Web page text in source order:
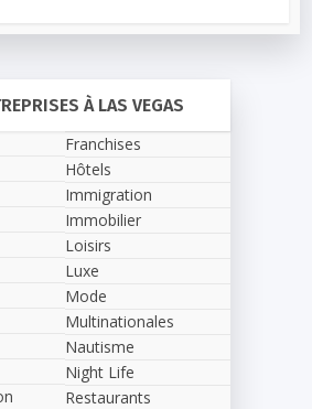
À LAS VEGAS
Franchises
Hôtels
Immigration
Immobilier
Loisirs
Luxe
Mode
Multinationales
Nautisme
Night Life
Restaurants